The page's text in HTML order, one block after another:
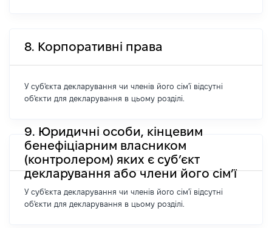
8. Корпоративні права
У суб'єкта декларування чи членів його сім'ї відсутні
об'єкти для декларування в цьому розділі.
9. Юридичні особи, кінцевим
бенефіціарним власником
(контролером) яких є суб’єкт
декларування або члени його сім’ї
У суб'єкта декларування чи членів його сім'ї відсутні
об'єкти для декларування в цьому розділі.